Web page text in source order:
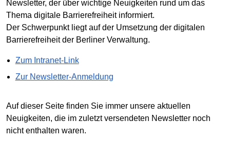
Newsletter, der über wichtige Neuigkeiten rund um das
Thema digitale Barrierefreiheit informiert.
Der Schwerpunkt liegt auf der Umsetzung der digitalen
Barrierefreiheit der Berliner Verwaltung.
Zum Intranet-Link
Zur Newsletter-Anmeldung
Auf dieser Seite finden Sie immer unsere aktuellen
Neuigkeiten, die im zuletzt versendeten Newsletter noch
nicht enthalten waren.